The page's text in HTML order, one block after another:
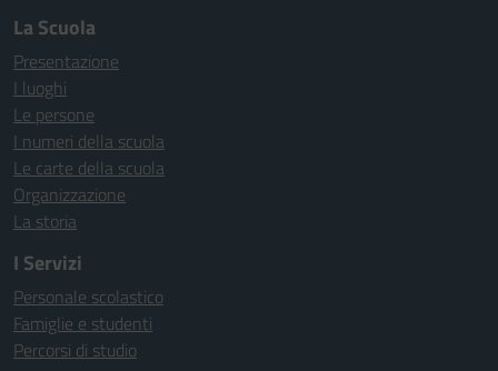
La Scuola
Presentazione
I luoghi
Le persone
I numeri della scuola
Le carte della scuola
Organizzazione
La storia
I Servizi
Personale scolastico
Famiglie e studenti
Percorsi di studio